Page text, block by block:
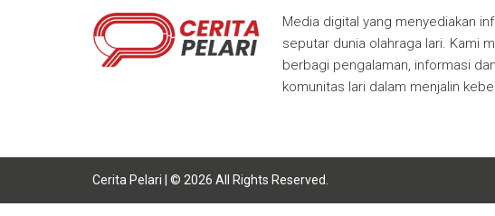
Media digital yang menyediakan
seputar dunia olahraga lari. Kami
berbagi pengalaman, informasi
komunitas lari dalam menjalin
Cerita Pelari | © 2026 All Rights Reserved.